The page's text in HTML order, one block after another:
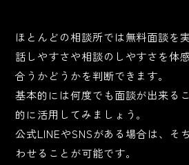
ほとんどの相談所では無料面談を
話しやすさや相談のしやすさを体
合うかどうかを判断できます。
基本的には何度でも面談が出来る
的に活用してみましょう。
公式LINEやSNSがある場合は、そ
わせることが可能です。